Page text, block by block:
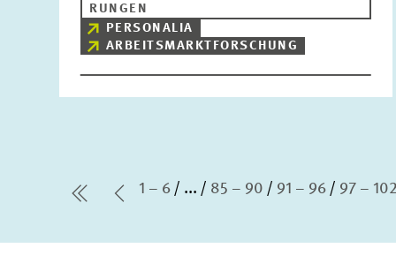
RUNGEN
PERSONALIA
ARBEITSMARKTFORSCHUNG
erste Seite
Vorherige Seite
1 – 6 ... 85 – 90 91 – 96 97 – 102